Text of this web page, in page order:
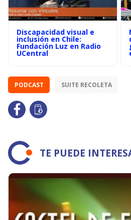
Discapacidad visual e
inclusión en Chile:
Fundación Luz en Radio
UCentral
PODCAST SUITE RECOLETA
TE PUEDE